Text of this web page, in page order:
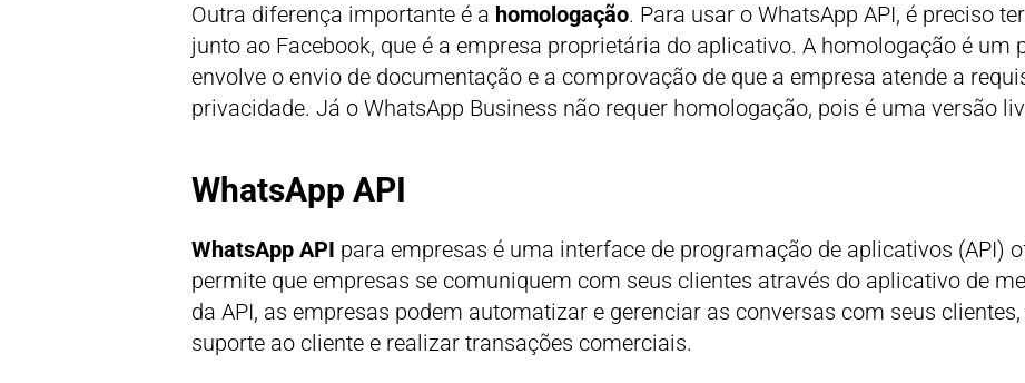
Outra diferença importante é a homologação. Para usar o WhatsApp API, é preciso
junto ao Facebook, que é a empresa proprietária do aplicativo. A homologação é um
envolve o envio de documentação e a comprovação de que a empresa atende a
privacidade. Já o WhatsApp Business não requer homologação, pois é uma versão
WhatsApp API
WhatsApp API para empresas é uma interface de programação de aplicativos (API)
permite que empresas se comuniquem com seus clientes através do aplicativo de
da API, as empresas podem automatizar e gerenciar as conversas com seus
suporte ao cliente e realizar transações comerciais.